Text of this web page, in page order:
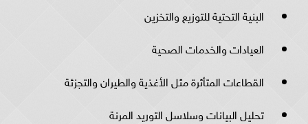
البنية التحتية للتوزيع والتخزين
العيادات والخدمات الصحية
القطاعات المتأثرة مثل الأغذية والطيران والتجزئة
تحليل البيانات وسلاسل التوريد المرنة